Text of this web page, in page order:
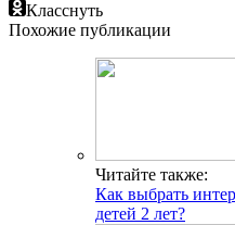
Класснуть
Похожие публикации
Читайте также:
Как выбрать
детей 2 лет?